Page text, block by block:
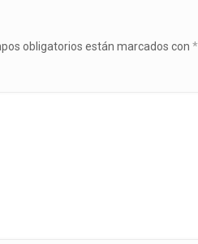
obligatorios están marcados con *